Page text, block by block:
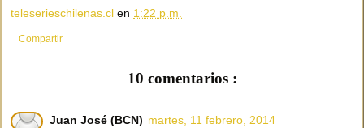
teleserieschilenas.cl en 1:22 p.m.
Compartir
10 comentarios :
Juan José (BCN) martes, 11 febrero, 2014